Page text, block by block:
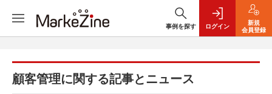
事例を探す ログイン
新規
会員登録
顧客管理に関する記事とニュース